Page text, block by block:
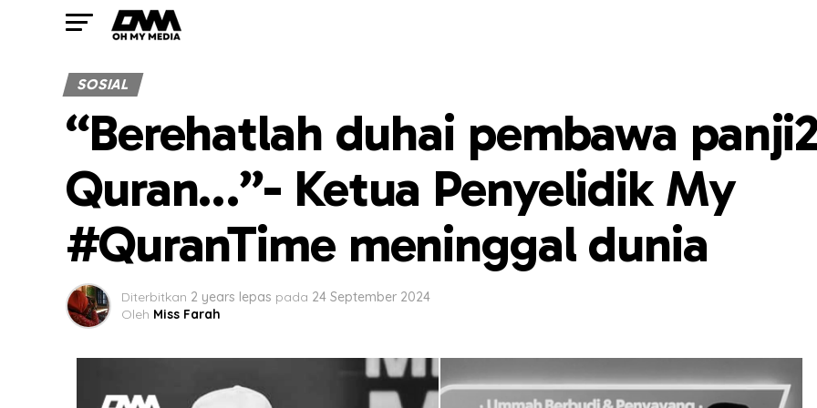
SOSIAL
“Berehatlah duhai pembawa
Quran…”- Ketua Penyelidik My
#QuranTime meninggal dunia
Diterbitkan 2 years lepas pada 24 September 2024
Oleh Miss Farah